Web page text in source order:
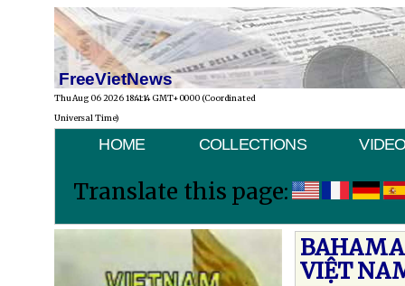
FreeVietNews
Thu Aug 06 2026 18:41:14 GMT+0000 (Coordinated
Universal Time)
HOME COLLECTIONS
Translate this page:
VIỆT